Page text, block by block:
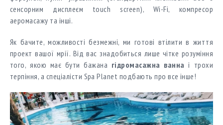
сенсорним дисплеєм touch screen), Wi-Fi, компресор
аеромасажу та інші.
Як бачите, можливості безмежні, ми готові втілити в життя
проект вашої мрії. Від вас знадобиться лише чітке розуміння
того, якою має бути бажана гідромасажна ванна і трохи
терпіння, а спеціалісти Spa Planet подбають про все інше!